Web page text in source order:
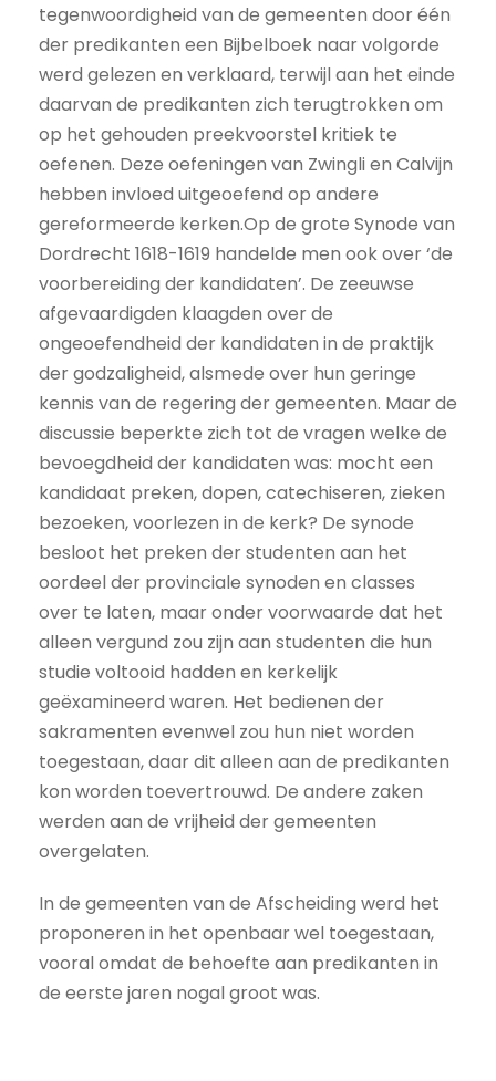
tegenwoordigheid van de gemeenten door één
der predikanten een Bijbelboek naar volgorde
werd gelezen en verklaard, terwijl aan het einde
daarvan de predikanten zich terugtrokken om
op het gehouden preekvoorstel kritiek te
oefenen. Deze oefeningen van Zwingli en Calvijn
hebben invloed uitgeoefend op andere
gereformeerde kerken.Op de grote Synode van
Dordrecht 1618-1619 handelde men ook over ‘de
voorbereiding der kandidaten’. De zeeuwse
afgevaardigden klaagden over de
ongeoefendheid der kandidaten in de praktijk
der godzaligheid, alsmede over hun geringe
kennis van de regering der gemeenten. Maar de
discussie beperkte zich tot de vragen welke de
bevoegdheid der kandidaten was: mocht een
kandidaat preken, dopen, catechiseren, zieken
bezoeken, voorlezen in de kerk? De synode
besloot het preken der studenten aan het
oordeel der provinciale synoden en classes
over te laten, maar onder voorwaarde dat het
alleen vergund zou zijn aan studenten die hun
studie voltooid hadden en kerkelijk
geëxamineerd waren. Het bedienen der
sakramenten evenwel zou hun niet worden
toegestaan, daar dit alleen aan de predikanten
kon worden toevertrouwd. De andere zaken
werden aan de vrijheid der gemeenten
overgelaten.
In de gemeenten van de Afscheiding werd het
proponeren in het openbaar wel toegestaan,
vooral omdat de behoefte aan predikanten in
de eerste jaren nogal groot was.